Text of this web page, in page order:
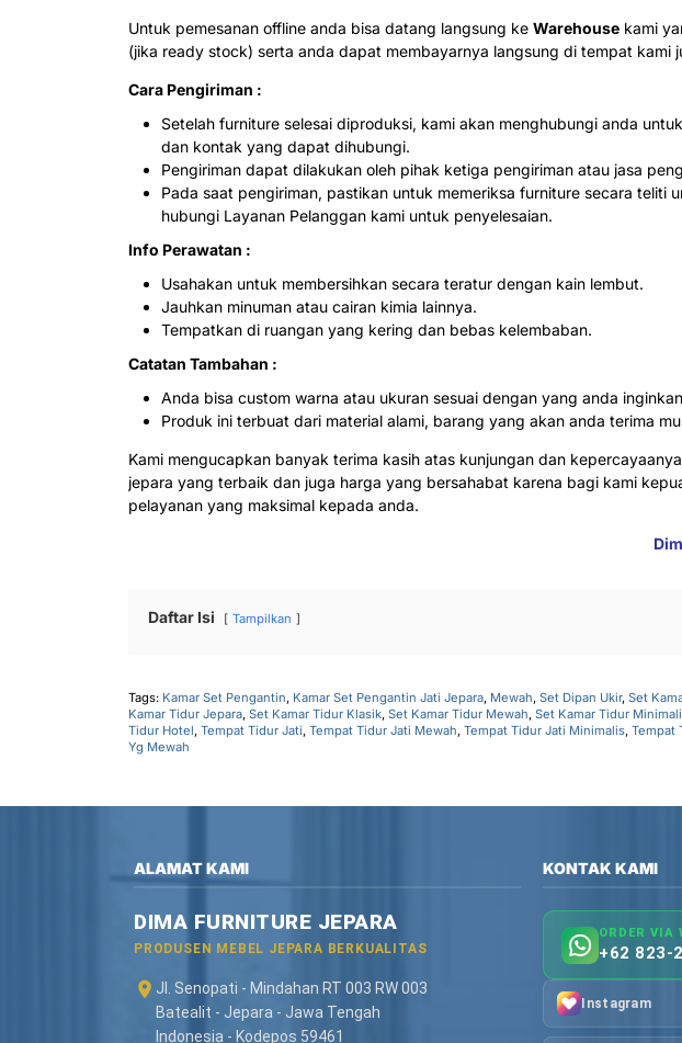
Untuk pemesanan offline anda bisa datang langsung ke Warehouse kami
(jika ready stock) serta anda dapat membayarnya langsung di tempat kami
Cara Pengiriman :
Setelah furniture selesai diproduksi, kami akan menghubungi anda
dan kontak yang dapat dihubungi.
Pengiriman dapat dilakukan oleh pihak ketiga pengiriman atau jasa
Pada saat pengiriman, pastikan untuk memeriksa furniture secara teliti
hubungi Layanan Pelanggan kami untuk penyelesaian.
Info Perawatan :
Usahakan untuk membersihkan secara teratur dengan kain lembut.
Jauhkan minuman atau cairan kimia lainnya.
Tempatkan di ruangan yang kering dan bebas kelembaban.
Catatan Tambahan :
Anda bisa custom warna atau ukuran sesuai dengan yang anda
Produk ini terbuat dari material alami, barang yang akan anda terima
Kami mengucapkan banyak terima kasih atas kunjungan dan
jepara yang terbaik dan juga harga yang bersahabat karena bagi kami
pelayanan yang maksimal kepada anda.
Daftar Isi Tampilkan
Tags: Kamar Set Pengantin, Kamar Set Pengantin Jati Jepara, Mewah, Set Dipan Ukir, Set
Kamar Tidur Jepara, Set Kamar Tidur Klasik, Set Kamar Tidur Mewah, Set Kamar Tidur
Tidur Hotel, Tempat Tidur Jati, Tempat Tidur Jati Mewah, Tempat Tidur Jati Minimalis, Tempat
Yg Mewah
ALAMAT KAMI
DIMA FURNITURE JEPARA
PRODUSEN MEBEL JEPARA BERKUALITAS
Jl. Senopati - Mindahan RT 003 RW 003
Batealit - Jepara - Jawa Tengah
Indonesia - Kodepos 59461
KONTAK KAMI
ORDER VIA
+62 823-
Instagram